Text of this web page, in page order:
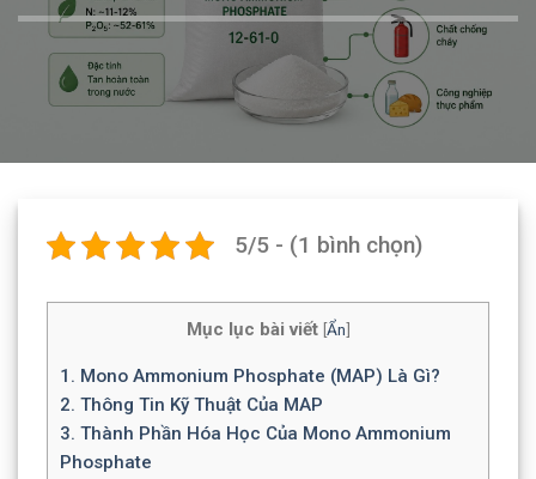
5/5 - (1 bình chọn)
Mục lục bài viết [Ẩn]
1. Mono Ammonium Phosphate (MAP) Là Gì?
2. Thông Tin Kỹ Thuật Của MAP
3. Thành Phần Hóa Học Của Mono Ammonium
Phosphate